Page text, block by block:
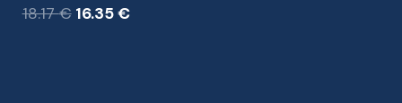
18.17€ O
16.35€O